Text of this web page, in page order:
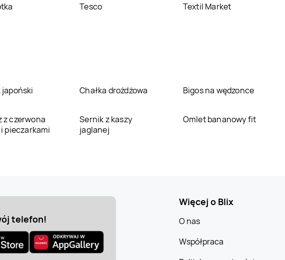
Tesco Textil Market
Chałka drożdżowa Bigos na wędzonce
z czerwona
pieczarkami
Sernik z kaszy
jaglanej
Omlet bananowy fit
telefon!
Więcej o Blix
O nas
Współpraca